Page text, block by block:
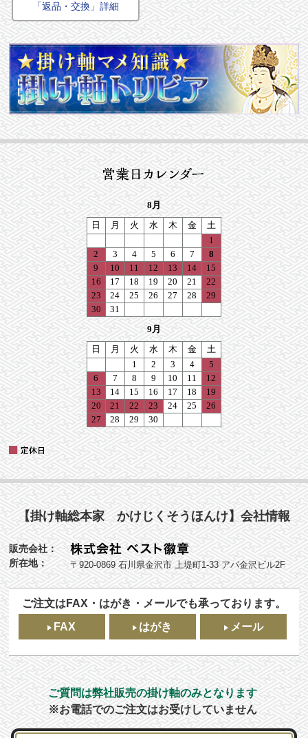
「返品・交換」詳細
【掛け軸総本家 かけじくそうほんけ】会社情報
販売会社：
所在地：
〒920-0869 石川県金沢市 上堤町1-33 アパ金沢ビル2F
ご注文はFAX・はがき・メールでも承っております。
FAX
はがき メール
ご質問は弊社販売の掛け軸のみとなります
※お電話でのご注文はお受けしていません